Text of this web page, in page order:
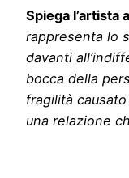
Spiega l’artista
rappresenta lo
davanti
bocca della
fragilità
una relazione